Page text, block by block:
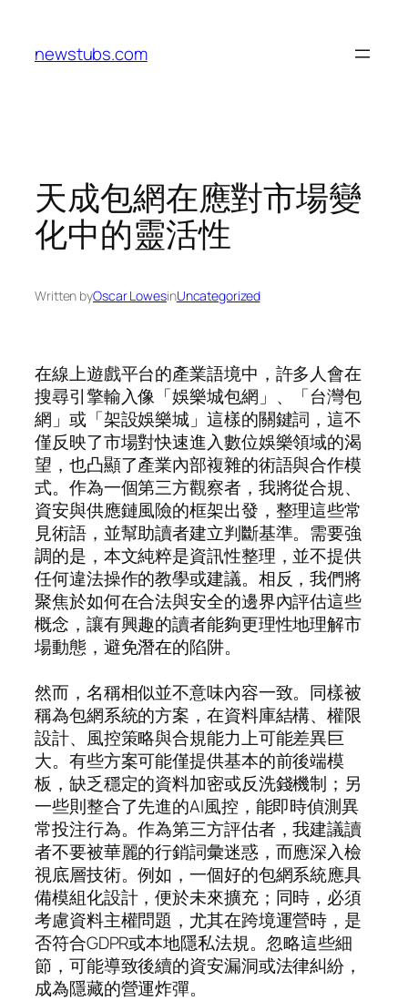
content
newstubs.com
天成包網在應對市場變
化中的靈活性
Written byOscar LowesinUncategorized
在線上遊戲平台的產業語境中，許多人會在
搜尋引擎輸入像「娛樂城包網」、「台灣包
網」或「架設娛樂城」這樣的關鍵詞，這不
僅反映了市場對快速進入數位娛樂領域的渴
望，也凸顯了產業內部複雜的術語與合作模
式。作為一個第三方觀察者，我將從合規、
資安與供應鏈風險的框架出發，整理這些常
見術語，並幫助讀者建立判斷基準。需要強
調的是，本文純粹是資訊性整理，並不提供
任何違法操作的教學或建議。相反，我們將
聚焦於如何在合法與安全的邊界內評估這些
概念，讓有興趣的讀者能夠更理性地理解市
場動態，避免潛在的陷阱。
然而，名稱相似並不意味內容一致。同樣被
稱為包網系統的方案，在資料庫結構、權限
設計、風控策略與合規能力上可能差異巨
大。有些方案可能僅提供基本的前後端模
板，缺乏穩定的資料加密或反洗錢機制；另
一些則整合了先進的AI風控，能即時偵測異
常投注行為。作為第三方評估者，我建議讀
者不要被華麗的行銷詞彙迷惑，而應深入檢
視底層技術。例如，一個好的包網系統應具
備模組化設計，便於未來擴充；同時，必須
考慮資料主權問題，尤其在跨境運營時，是
否符合GDPR或本地隱私法規。忽略這些細
節，可能導致後續的資安漏洞或法律糾紛，
成為隱藏的營運炸彈。